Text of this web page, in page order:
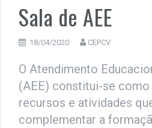
Sala de AEE
18/04/2020 CEPCV
O Atendimento
(AEE) constitui-se
recursos e atividades
complementar a